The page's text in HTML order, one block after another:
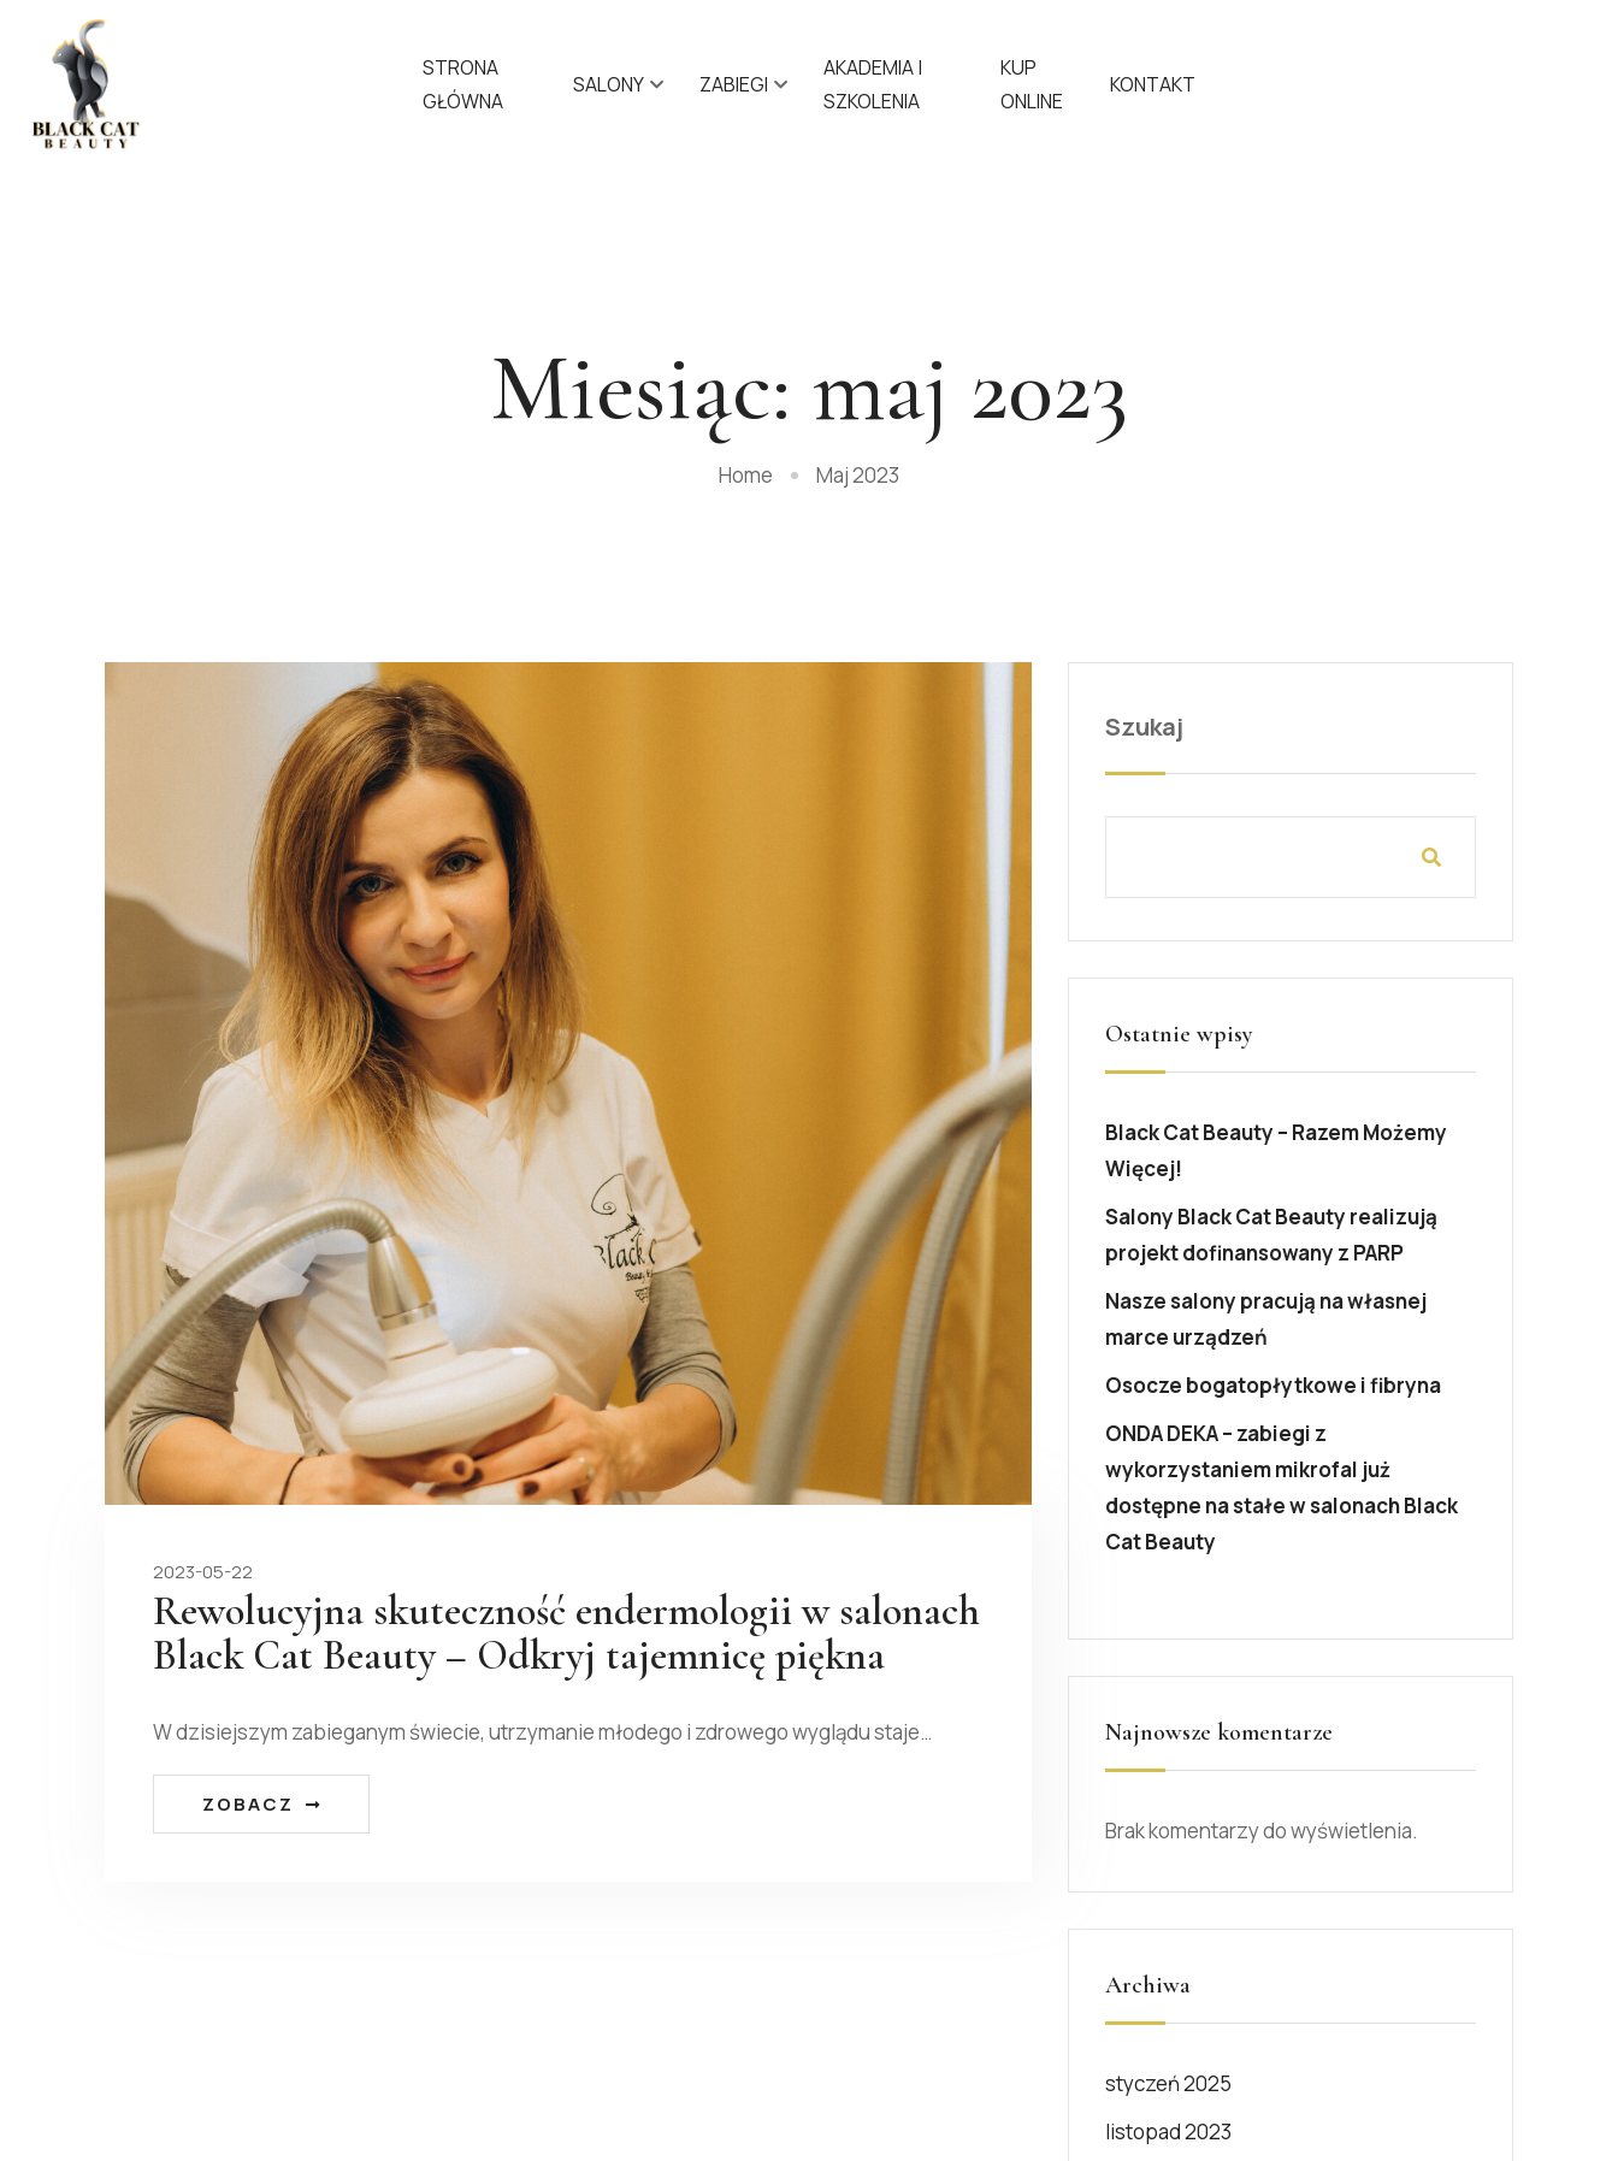
STRONA
GŁÓWNA
SALONY ZABIEGI
AKADEMIA |
SZKOLENIA
KUP
ONLINE
KONTAKT
Miesiąc: maj 2023
Home Maj 2023
2023-05-22
Rewolucyjna skuteczność endermologii w salonach
Black Cat Beauty – Odkryj tajemnicę piękna
W dzisiejszym zabieganym świecie, utrzymanie młodego i zdrowego wyglądu staje…
ZOBACZ
Szukaj
Ostatnie wpisy
Black Cat Beauty – Razem Możemy
Więcej!
Salony Black Cat Beauty realizują
projekt dofinansowany z PARP
Nasze salony pracują na własnej
marce urządzeń
Osocze bogatopłytkowe i fibryna
ONDA DEKA – zabiegi z
wykorzystaniem mikrofal już
dostępne na stałe w salonach Black
Cat Beauty
Najnowsze komentarze
Brak komentarzy do wyświetlenia.
Archiwa
styczeń 2025
listopad 2023